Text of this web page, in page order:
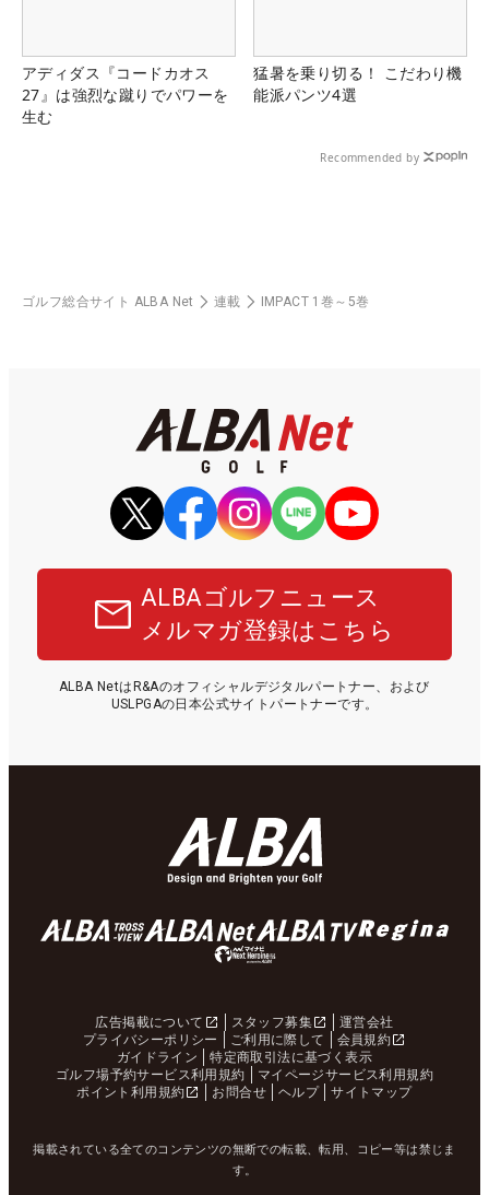
アディダス『コードカオス
27』は強烈な蹴りでパワーを
生む
猛暑を乗り切る！ こだわり機
能派パンツ4選
Recommended by
ゴルフ総合サイト ALBA Net 連載 IMPACT 1巻～5巻
ALBAゴルフニュース
メルマガ登録はこちら
ALBA NetはR&Aのオフィシャルデジタルパートナー、および
USLPGAの日本公式サイトパートナーです。
広告掲載について スタッフ募集
運営会社
プライバシーポリシー
ご利用に際して
会員規約
ガイドライン
特定商取引法に基づく表示
ゴルフ場予約サービス利用規約
マイページサービス利用規約
ポイント利用規約
お問合せ ヘルプ サイトマップ
掲載されている全てのコンテンツの無断での転載、転用、コピー等は禁じま
す。